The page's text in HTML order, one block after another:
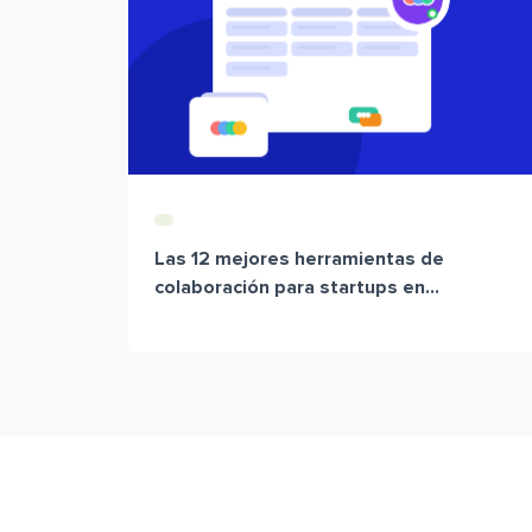
Las 12 mejores herramientas de
colaboración para startups en...